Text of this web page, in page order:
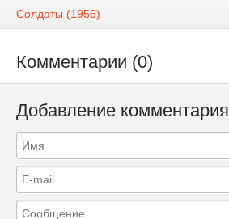
Солдаты (1956)
Комментарии (0)
Добавление комментария